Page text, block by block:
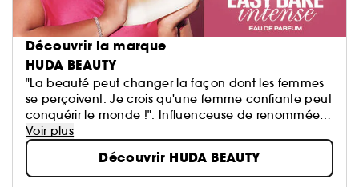
Découvrir la marque
HUDA BEAUTY
"La beauté peut changer la façon dont les femmes
se perçoivent. Je crois qu'une femme confiante peut
conquérir le monde !". Influenceuse de renommée
mondiale basée à Dubai, Huda Kattan fonde en
2013 la marque Huda Beauty. Ce qui a commencé
comme une passion est aujourd'hui devenu un
succès international...
Voir plus
Découvrir HUDA BEAUTY